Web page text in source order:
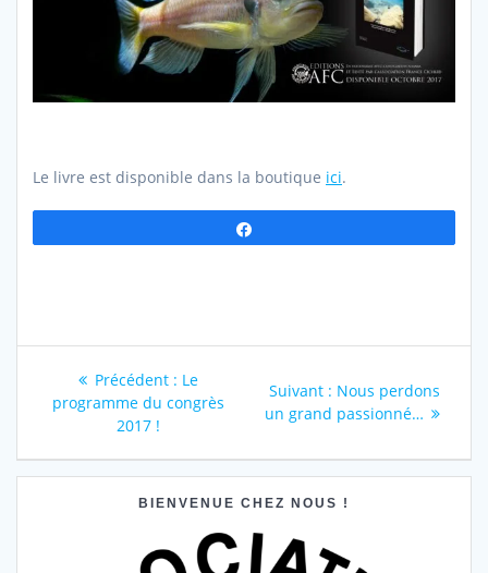
Le livre est disponible dans la boutique ici.
Navigation
de
l’article
Précédent : Article
précédent
Le
programme du congrès
2017 !
Suivant : Article
suivant
Nous perdons
un grand passionné…
BIENVENUE CHEZ NOUS !